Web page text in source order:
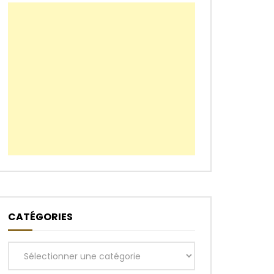
CATÉGORIES
Catégories